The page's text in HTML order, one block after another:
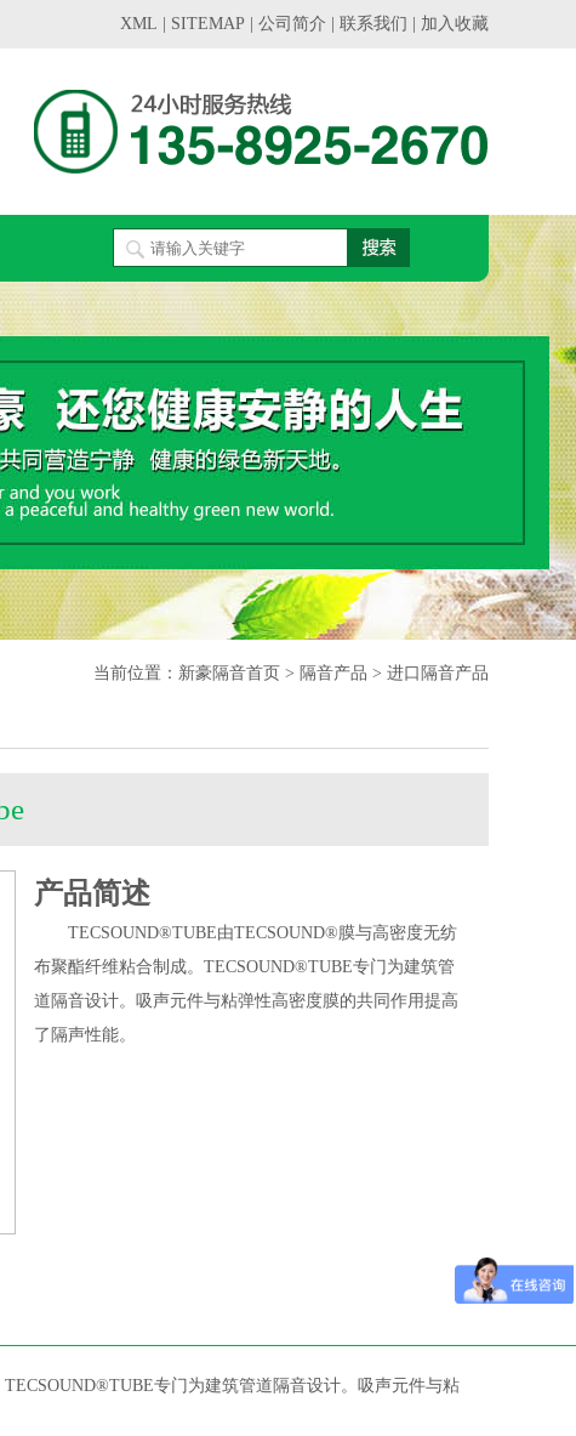
XML SITEMAP 公司简介 联系我们 加入收藏
当前位置： 新豪隔音首页 > 隔音产品 > 进口隔音产品
产品简述
TECSOUND®TUBE由TECSOUND®膜与高密度无纺
布聚酯纤维粘合制成。TECSOUND®TUBE专门为建筑管
道隔音设计。吸声元件与粘弹性高密度膜的共同作用提高
了隔声性能。
TECSOUND®TUBE专门为建筑管道隔音设计。吸声元件与粘